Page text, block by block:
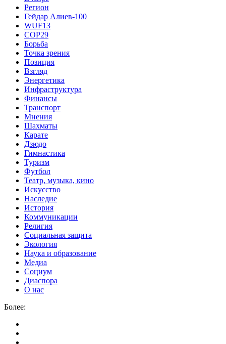
Регион
Гейдар Алиев-100
WUF13
COP29
Борьба
Точка зрения
Позиция
Взгляд
Энергетика
Инфраструктура
Финансы
Транспорт
Мнения
Шахматы
Карате
Дзюдо
Гимнастика
Туризм
Футбол
Театр, музыка, кино
Искусство
Наследие
История
Коммуникации
Религия
Социальная защита
Экология
Наука и образование
Медиа
Социум
Диаспора
О нас
Более: